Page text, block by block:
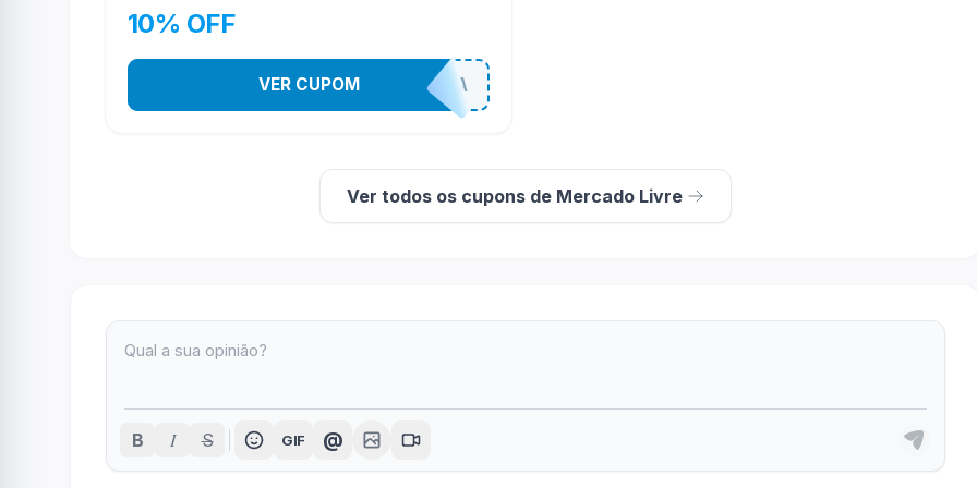
10% OFF
TODEBOA
VER CUPOM
Ver todos os cupons de Mercado Livre
B I S GIF @